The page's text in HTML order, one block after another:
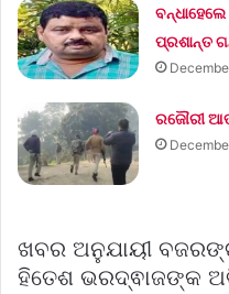
ପ୍ରଶାନ୍ତ
ରଜୌରୀ
ଖବର ଅନୁଯାୟୀ
ହିତେଶ ଭରଦ୍ଵାଜଙ୍କ